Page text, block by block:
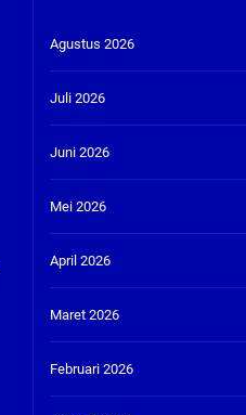
Agustus 2026
Juli 2026
Juni 2026
Mei 2026
April 2026
Maret 2026
Februari 2026